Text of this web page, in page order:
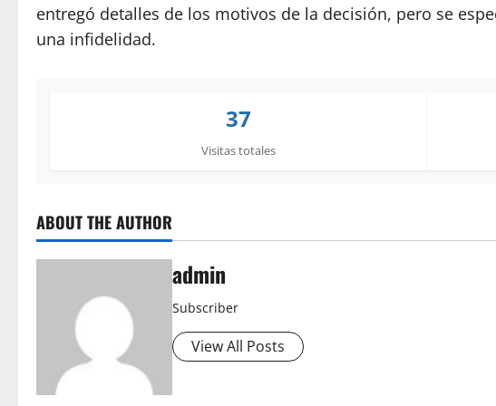
entregó detalles de los motivos de la decisión, pero se
una infidelidad.
37
Visitas totales
ABOUT THE AUTHOR
admin
Subscriber
View All Posts